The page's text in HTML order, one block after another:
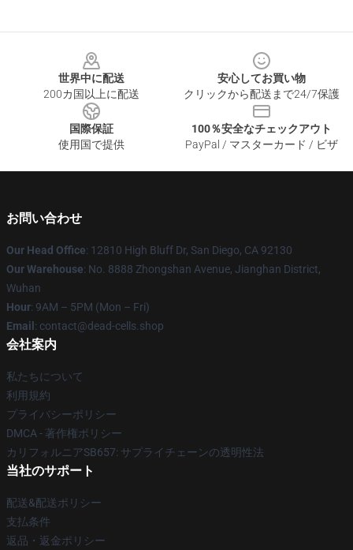
世界中に配送
200カ国以上に配送
安心してお買い物
クリックから配送まで24/7保護
国際保証
使用国で提供
100％安全なチェックアウト
PayPal / マスターカード / ビザ
お問い合わせ
Our Head Office: 12810 High Bluff Dr, San Diego, CA 92130
Our Warehouse: No. 8888 Zhongshan Avenue, Jianghan District,
Wuhan
Hour: 9AM – 5PM (Mon – Fri)
Email : contact@dead-cells.shop
会社案内
私たちについて
利用規約
プライバシーポリシー
DMCA - 著作権ポリシー
カリフォルニアSB657: サプライチェーンの透明性法
当社のサポート
配送&配送ポリシー
支払条件
返品・返金ポリシー